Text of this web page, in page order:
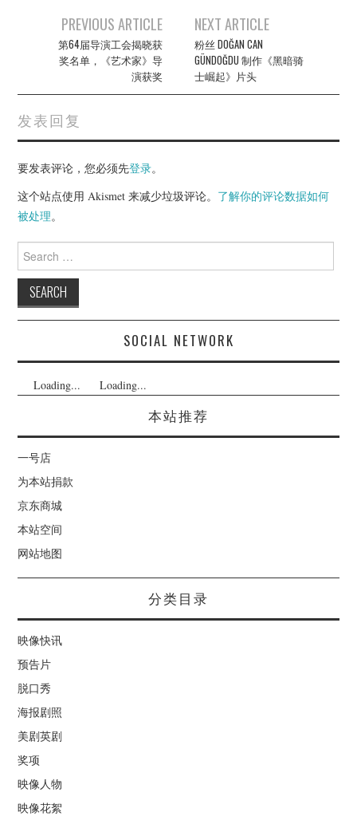
navigation
PREVIOUS ARTICLE
第64届导演工会揭晓获
奖名单，《艺术家》导
演获奖
NEXT ARTICLE
粉丝 DOĞAN CAN
GÜNDOĞDU 制作《黑暗骑
士崛起》片头
发表回复
要发表评论，您必须先登录。
这个站点使用 Akismet 来减少垃圾评论。 了解你的评论数据如何
被处理。
Search
for:
SOCIAL NETWORK
Loading... Loading...
本站推荐
一号店
为本站捐款
京东商城
本站空间
网站地图
分类目录
映像快讯
预告片
脱口秀
海报剧照
美剧英剧
奖项
映像人物
映像花絮